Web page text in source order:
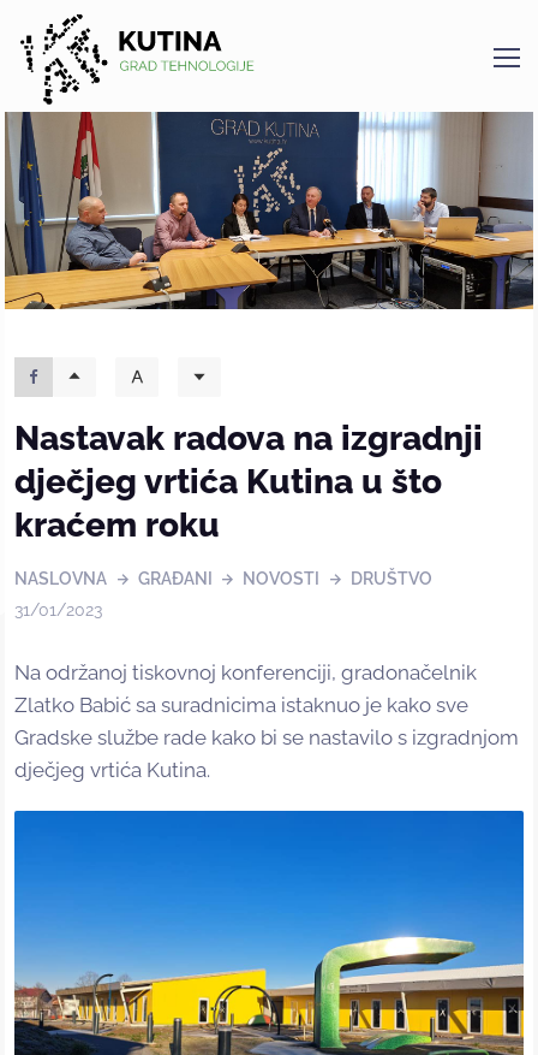
Kutina
Nastavak radova na izgradnji
dječjeg vrtića Kutina u što
kraćem roku
NASLOVNA GRAĐANI NOVOSTI
DRUŠTVO
31/01/2023
Na održanoj tiskovnoj konferenciji, gradonačelnik
Zlatko Babić sa suradnicima istaknuo je kako sve
Gradske službe rade kako bi se nastavilo s izgradnjom
dječjeg vrtića Kutina.